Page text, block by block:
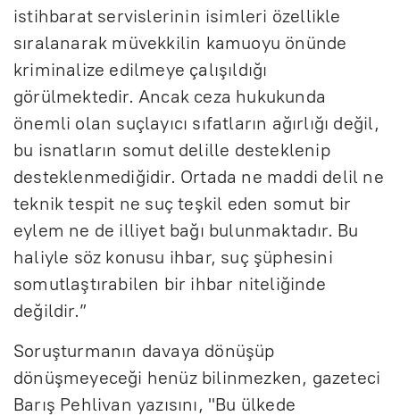
istihbarat servislerinin isimleri özellikle
sıralanarak müvekkilin kamuoyu önünde
kriminalize edilmeye çalışıldığı
görülmektedir. Ancak ceza hukukunda
önemli olan suçlayıcı sıfatların ağırlığı değil,
bu isnatların somut delille desteklenip
desteklenmediğidir. Ortada ne maddi delil ne
teknik tespit ne suç teşkil eden somut bir
eylem ne de illiyet bağı bulunmaktadır. Bu
haliyle söz konusu ihbar, suç şüphesini
somutlaştırabilen bir ihbar niteliğinde
değildir.”
Soruşturmanın davaya dönüşüp
dönüşmeyeceği henüz bilinmezken, gazeteci
Barış Pehlivan yazısını, "Bu ülkede